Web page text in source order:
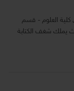
عاماً، تخصص في كلية العلوم - قسم
يملك شغف الكتابة